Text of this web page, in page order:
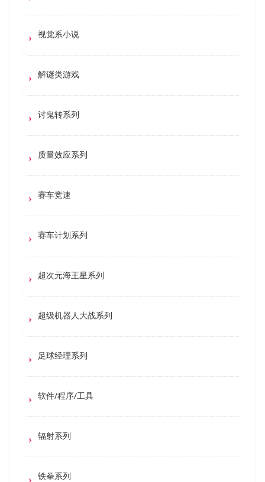
视觉系小说
解谜类游戏
讨鬼转系列
质量效应系列
赛车竞速
赛车计划系列
超次元海王星系列
超级机器人大战系列
足球经理系列
软件/程序/工具
辐射系列
铁拳系列